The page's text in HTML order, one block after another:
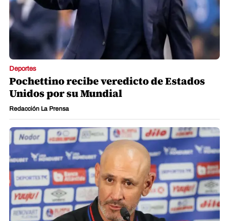
Deportes
Pochettino recibe veredicto de Estados
Unidos por su Mundial
Redacción La Prensa